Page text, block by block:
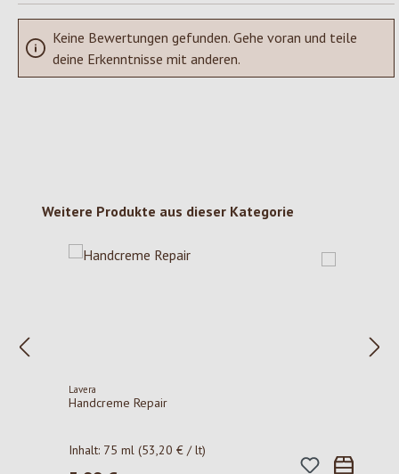
Keine Bewertungen gefunden. Gehe voran und teile
deine Erkenntnisse mit anderen.
Produktgalerie überspringen
Weitere Produkte aus dieser Kategorie
Lavera
Handcreme Repair
Inhalt: 75 ml(53,20 € / lt)